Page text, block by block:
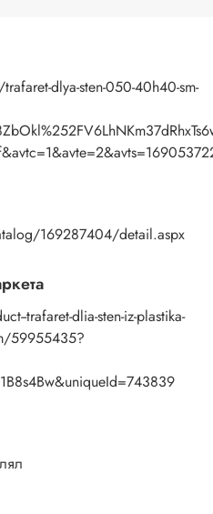
dlya-sten-050-40h40-sm-
169287404/detail.aspx
trafaret-dlia-sten-iz-plastika-
59955435?